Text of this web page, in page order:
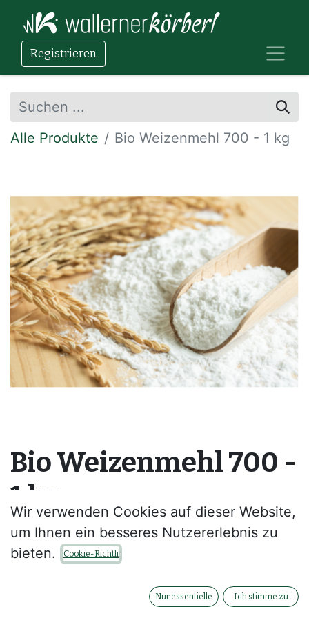
Registrieren
Alle Produkte Bio Weizenmehl 700 - 1 kg
Bio Weizenmehl 700 -
1 kg
--
Kontaktieren Sie uns
Wir verwenden Cookies auf dieser Website,
um Ihnen ein besseres Nutzererlebnis zu
bieten.
Cookie-Richtli
Nur essentielle Ich stimme zu